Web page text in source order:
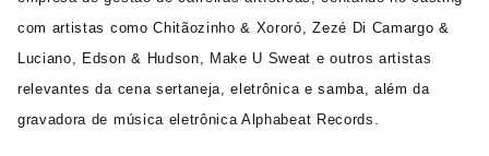
com artistas como Chitãozinho & Xororó, Zezé Di Camargo &
Luciano, Edson & Hudson, Make U Sweat e outros artistas
relevantes da cena sertaneja, eletrônica e samba, além da
gravadora de música eletrônica Alphabeat Records.